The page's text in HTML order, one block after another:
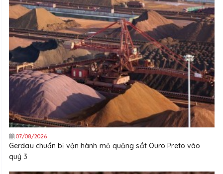
07/08/2026
Gerdau chuẩn bị vận hành mỏ quặng sắt Ouro Preto vào
quý 3